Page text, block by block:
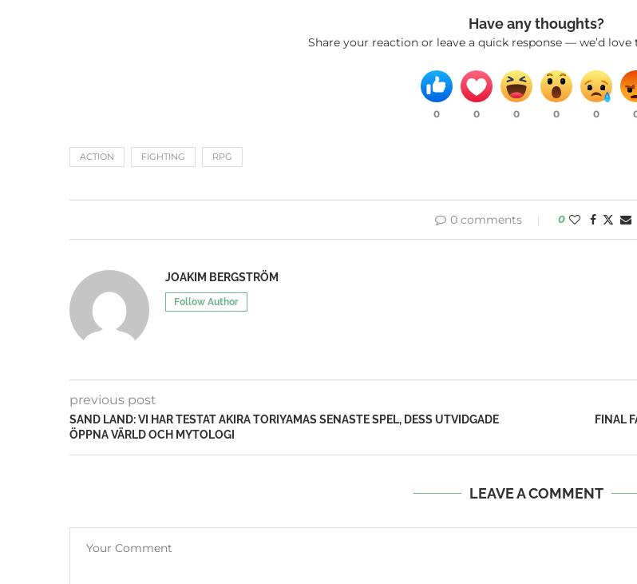
Have any thoughts?
Share your reaction or leave a quick response — we’d
0 0 0 0 0
ACTION FIGHTING RPG
0 comments 0
JOAKIM BERGSTRÖM
Follow Author
previous post
SAND LAND: VI HAR TESTAT AKIRA TORIYAMAS SENASTE SPEL, DESS UTVIDGADE
ÖPPNA VÄRLD OCH MYTOLOGI
FINAL
LEAVE A COMMENT